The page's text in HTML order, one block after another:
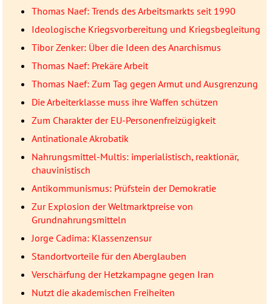
Thomas Naef: Trends des Arbeitsmarkts seit 1990
Ideologische Kriegsvorbereitung und Kriegsbegleitung
Tibor Zenker: Über die Ideen des Anarchismus
Thomas Naef: Prekäre Arbeit
Thomas Naef: Zum Tag gegen Armut und Ausgrenzung
Die Arbeiterklasse muss ihre Waffen schützen
Zum Charakter der EU-Personenfreizügigkeit
Antinationale Akrobatik
Nahrungsmittel-Multis: imperialistisch, reaktionär,
chauvinistisch
Antikommunismus: Prüfstein der Demokratie
Zur Explosion der Weltmarktpreise von
Grundnahrungsmitteln
Jorge Cadima: Klassenzensur
Standortvorteile für den Aberglauben
Verschärfung der Hetzkampagne gegen Iran
Nutzt die akademischen Freiheiten